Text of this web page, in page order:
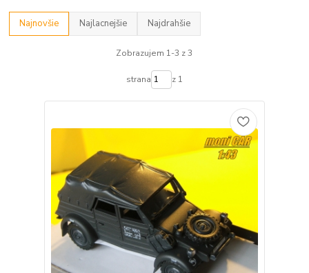
Najnovšie Najlacnejšie Najdrahšie
Zobrazujem 1-3 z 3
strana z 1